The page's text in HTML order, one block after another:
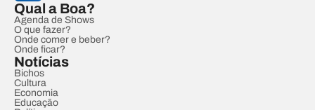
Qual a Boa?
Agenda de Shows
O que fazer?
Onde comer e beber?
Onde ficar?
Notícias
Bichos
Cultura
Economia
Educação